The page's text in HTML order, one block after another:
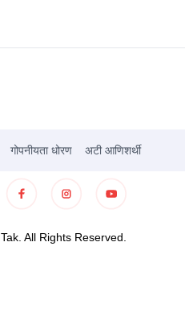
गोपनीयता धोरण अटी आणिशर्थी
Tak. All Rights Reserved.